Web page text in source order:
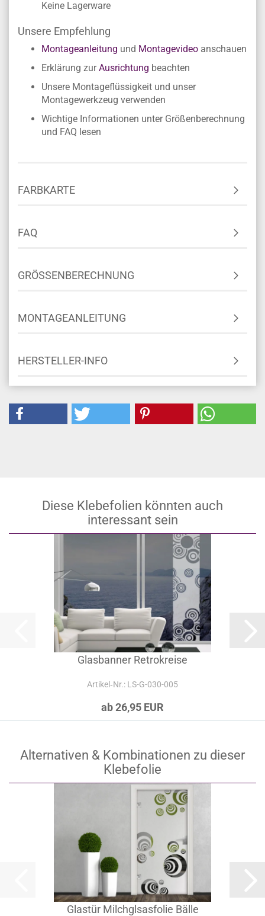
Keine Lagerware
Unsere Empfehlung
Montageanleitung und Montagevideo anschauen
Erklärung zurAusrichtung beachten
Unsere Montageflüssigkeit und unser
Montagewerkzeug verwenden
Wichtige Informationen unter Größenberechnung
und FAQ lesen
FARBKARTE
FAQ
GRÖSSENBERECHNUNG
MONTAGEANLEITUNG
HERSTELLER-INFO
Diese Klebefolien könnten auch
interessant sein
Glasbanner Retrokreise
Artikel‑Nr.: LS-G-030-005
ab 26,95 EUR
Alternativen & Kombinationen zu dieser
Klebefolie
Glastür Milchglsasfolie Bälle